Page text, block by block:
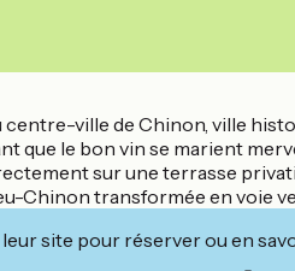
ville de Chinon, ville
que le bon vin se marient
sur une terrasse
Chinon transformée en voie
site pour réserver ou en